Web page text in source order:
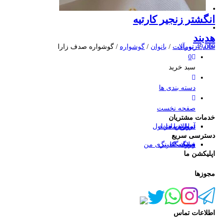
انگشتر زنجیر کارتیه
هدبند
49,000 تومان خانه/زیورآلات / بانوان / گوشواره / گوشواره صدف زارا
0
سبد خرید
دسته بندی ها
صفحه نخست
خدمات مشتریان
سوالات متداول
آموزش خرید
درباره ما
تماس با ما
دسترسی سریع
وبلاگ
حساب کاربری من
صفحه لندینگ
فروشگاه
اپلیکشن ما
مجوزها
اطلاعات تماس